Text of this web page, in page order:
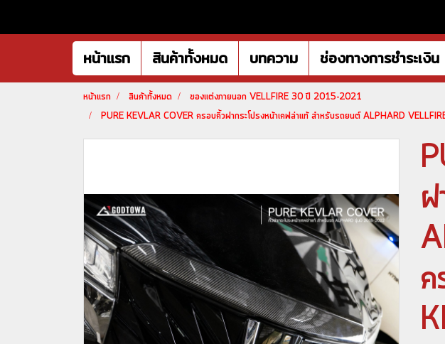
หน้าแรก สินค้าทั้งหมด บทความ ช่องทางการชำระเงิน
หน้าแรก สินค้าทั้งหมด
ของแต่งภายนอก VELLFIRE 30 ปี 2015-2021
PURE KEVLAR COVER ครอบคิ้วฝากระโปรงหน้าเคฟล่าแท้ สำหรับรถยนต์ ALPHARD
ค